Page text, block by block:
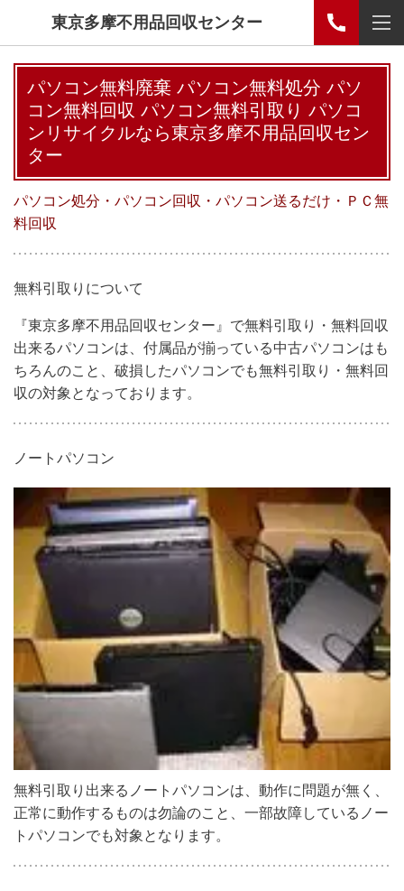
東京多摩不用品回収センター
パソコン無料廃棄 パソコン無料処分 パソ
コン無料回収 パソコン無料引取り パソコ
ンリサイクルなら東京多摩不用品回収セン
ター
パソコン処分・パソコン回収・パソコン送るだけ・ＰＣ無
料回収
無料引取りについて
『東京多摩不用品回収センター』で無料引取り・無料回収
出来るパソコンは、付属品が揃っている中古パソコンはも
ちろんのこと、破損したパソコンでも無料引取り・無料回
収の対象となっております。
ノートパソコン
無料引取り出来るノートパソコンは、動作に問題が無く、
正常に動作するものは勿論のこと、一部故障しているノー
トパソコンでも対象となります。